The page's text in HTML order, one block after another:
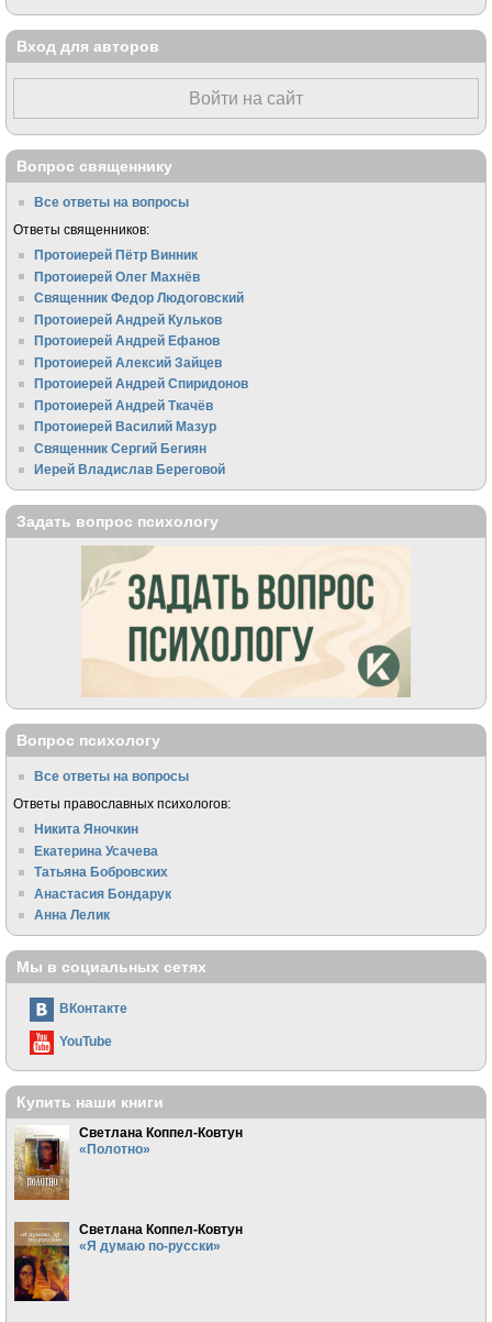
Вход для авторов
Войти на сайт
Вопрос священнику
Все ответы на вопросы
Ответы священников:
Протоиерей Пётр Винник
Протоиерей Олег Махнёв
Священник Федор Людоговский
Протоиерей Андрей Кульков
Протоиерей Андрей Ефанов
Протоиерей Алексий Зайцев
Протоиерей Андрей Спиридонов
Протоиерей Андрей Ткачёв
Протоиерей Василий Мазур
Священник Сергий Бегиян
Иерей Владислав Береговой
Задать вопрос психологу
Вопрос психологу
Все ответы на вопросы
Ответы православных психологов:
Никита Яночкин
Екатерина Усачева
Татьяна Бобровских
Анастасия Бондарук
Анна Лелик
Мы в социальных сетях
ВКонтакте
YouTube
Купить наши книги
Светлана Коппел-Ковтун
«Полотно»
Светлана Коппел-Ковтун
«Я думаю по-русски»